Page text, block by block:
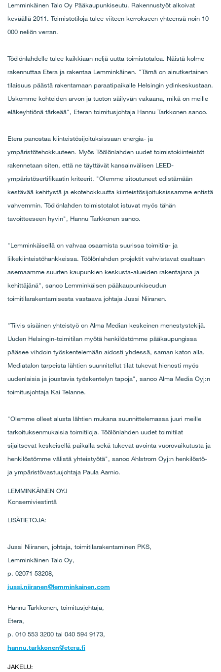
Lemminkäinen Talo Oy Pääkaupunkiseutu. Rakennustyöt alkoivat
keväällä 2011. Toimistotiloja tulee viiteen kerrokseen yhteensä noin 10
000 neliön verran.
Töölönlahdelle tulee kaikkiaan neljä uutta toimistotaloa. Näistä kolme
rakennuttaa Etera ja rakentaa Lemminkäinen. "Tämä on ainutkertainen
tilaisuus päästä rakentamaan paraatipaikalle Helsingin ydinkeskustaan.
Uskomme kohteiden arvon ja tuoton säilyvän vakaana, mikä on meille
eläkeyhtiönä tärkeää", Eteran toimitusjohtaja Hannu Tarkkonen sanoo.
Etera panostaa kiinteistösijoituksissaan energia- ja
ympäristötehokkuuteen. Myös Töölönlahden uudet toimistokiinteistöt
rakennetaan siten, että ne täyttävät kansainvälisen LEED-
ympäristösertifikaatin kriteerit. "Olemme sitoutuneet edistämään
kestävää kehitystä ja ekotehokkuutta kiinteistösijoituksissamme entistä
vahvemmin. Töölönlahden toimistotalot istuvat myös tähän
tavoitteeseen hyvin", Hannu Tarkkonen sanoo.
"Lemminkäisellä on vahvaa osaamista suurissa toimitila- ja
liikekiinteistöhankkeissa. Töölönlahden projektit vahvistavat osaltaan
asemaamme suurten kaupunkien keskusta-alueiden rakentajana ja
kehittäjänä", sanoo Lemminkäisen pääkaupunkiseudun
toimitilarakentamisesta vastaava johtaja Jussi Niiranen.
"Tiivis sisäinen yhteistyö on Alma Median keskeinen menestystekijä.
Uuden Helsingin-toimitilan myötä henkilöstömme pääkaupungissa
pääsee vihdoin työskentelemään aidosti yhdessä, saman katon alla.
Mediatalon tarpeista lähtien suunnitellut tilat tukevat hienosti myös
uudenlaisia ja joustavia työskentelyn tapoja", sanoo Alma Media Oyj:n
toimitusjohtaja Kai Telanne.
"Olemme olleet alusta lähtien mukana suunnittelemassa juuri meille
tarkoituksenmukaisia toimitiloja. Töölönlahden uudet toimitilat
sijaitsevat keskeisellä paikalla sekä tukevat avointa vuorovaikutusta ja
henkilöstömme välistä yhteistyötä", sanoo Ahlstrom Oyj:n henkilöstö-
ja ympäristövastuujohtaja Paula Aarnio.
LEMMINKÄINEN OYJ
Konserniviestintä
LISÄTIETOJA:
Jussi Niiranen, johtaja, toimitilarakentaminen PKS,
Lemminkäinen Talo Oy,
p. 02071 53208,
jussi.niiranen@lemminkainen.com
Hannu Tarkkonen, toimitusjohtaja,
Etera,
p. 010 553 3200 tai 040 594 9173,
hannu.tarkkonen@etera.fi
JAKELU: